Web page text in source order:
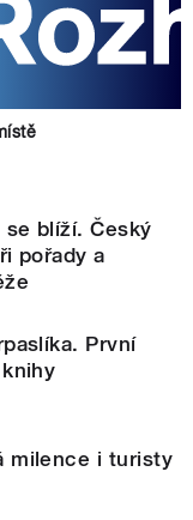
blíží. Český
pořady a
První
milence i turisty